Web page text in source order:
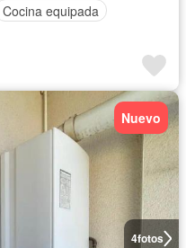
Cocina equipada
4fotos
Nuevo